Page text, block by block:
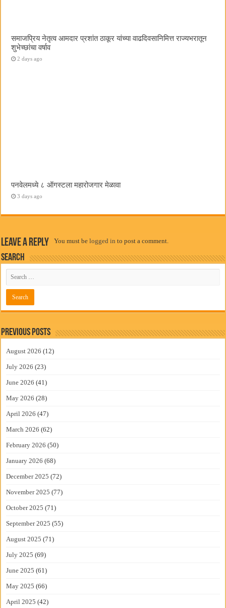
समाजप्रिय नेतृत्व आमदार प्रशांत ठाकूर यांच्या वाढदिवसानिमित्त राज्यभरातून
शुभेच्छांचा वर्षाव
2 days ago
पनवेलमध्ये ८ ऑगस्टला महारोजगार मेळावा
3 days ago
Leave a Reply You must belogged in to post a comment.
Search
Previous Posts
August 2026 (12)
July 2026 (23)
June 2026 (41)
May 2026 (28)
April 2026 (47)
March 2026 (62)
February 2026 (50)
January 2026 (68)
December 2025 (72)
November 2025 (77)
October 2025 (71)
September 2025 (55)
August 2025 (71)
July 2025 (69)
June 2025 (61)
May 2025 (66)
April 2025 (42)